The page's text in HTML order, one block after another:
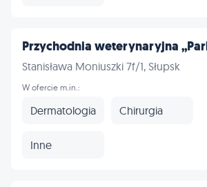
Przychodnia weterynaryjna
Stanisława Moniuszki 7f/1, Słupsk
W ofercie m.in.:
Dermatologia Chirurgia
Inne